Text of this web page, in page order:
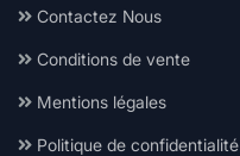
Contactez Nous
Conditions de vente
Mentions légales
Politique de confidentialité